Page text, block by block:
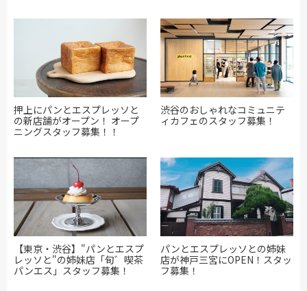
押上にパンとエスプレッソと
の新店舗がオープン！ オープ
ニングスタッフ募集！！
渋谷のおしゃれなコミュニテ
ィカフェのスタッフ募集！
【東京・渋谷】"パンとエスプ
レッソと"の姉妹店「旬゛喫茶
パンエス」スタッフ募集！
パンとエスプレッソとの姉妹
店が神戸三宮にOPEN！スタッ
フ募集！